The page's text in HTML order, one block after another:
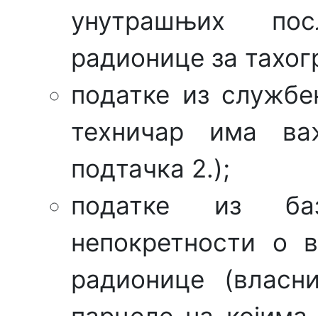
унутрашњих
радионице за
податке из
техничар има
подтачка 2.);
податке из
непокретности о
радионице